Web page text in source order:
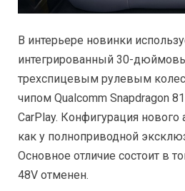
В интерьере новинки
интегрированный 30-
трехспицевым рулевым
чипом Qualcomm Snapdragon
CarPlay. Конфигурация нового
как у полноприводной
Основное отличие состоит в
48V отменен.